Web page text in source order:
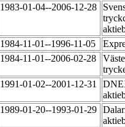
1983-01-04--2006-12-28
1984-11-01--1996-11-05
1984-11-01--2006-02-28
1991-01-02--2001-12-31
1989-01-20--1993-01-29